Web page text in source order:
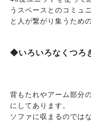
うスペースとのコミュ
と人が繋がり集うため
◆いろいろなくつろ
背もたれやアーム部分
にしてあります。
ソファに収まるのでは